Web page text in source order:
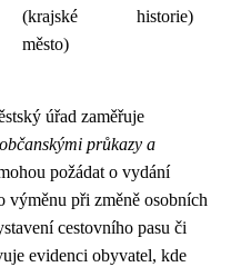
(krajské
město)
historie)
úřad zaměřuje
průkazy a
požádat o vydání
výměnu při změně osobních
cestovního pasu či
evidenci obyvatel, kde